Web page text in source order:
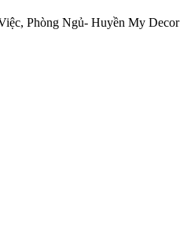
Phòng Ngủ- Huyền My Decor